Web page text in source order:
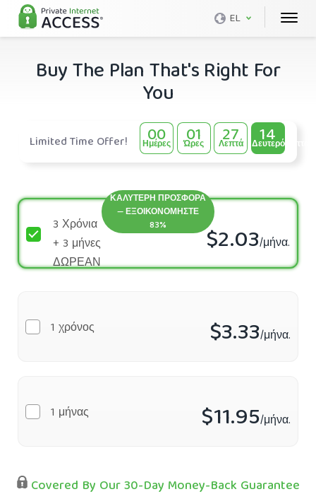
EL
Buy The Plan That's Right For
You
Limited Time Offer! 00 01 27 14
Ημέρες Ώρες Λεπτά Δευτερόλεπτα
1 μήνας $11.95/μήνα.
ΚΑΛΥΤΕΡΗ ΠΡΟΣΦΟΡΑ
— ΕΞΟΙΚΟΝΟΜΉΣΤΕ
83%
3 Χρόνια
+ 3 μήνες
ΔΩΡΕΆΝ
$2.03/μήνα.
1 χρόνος $3.33/μήνα.
Covered By Our 30-Day Money-Back Guarantee